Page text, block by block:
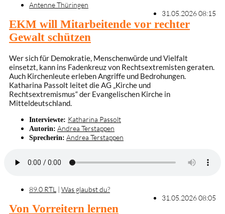
Antenne Thüringen
31.05.2026 08:15
EKM will Mitarbeitende vor rechter
Gewalt schützen
Wer sich für Demokratie, Menschenwürde und Vielfalt
einsetzt, kann ins Fadenkreuz von Rechtsextremisten geraten.
Auch Kirchenleute erleben Angriffe und Bedrohungen.
Katharina Passolt leitet die AG „Kirche und
Rechtsextremismus“ der Evangelischen Kirche in
Mitteldeutschland.
Interviewte: Katharina Passolt
Autorin: Andrea Terstappen
Sprecherin: Andrea Terstappen
89.0 RTL | Was glaubst du?
31.05.2026 08:05
Von Vorreitern lernen